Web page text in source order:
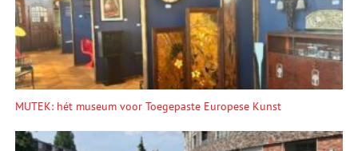
MUTEK: hét museum voor Toegepaste Europese Kunst